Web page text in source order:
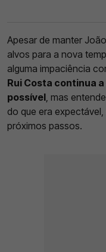
Apesar de manter
alvos para a nova
alguma impaciência
Rui Costa continua
possível , mas
do que era
próximos passos.